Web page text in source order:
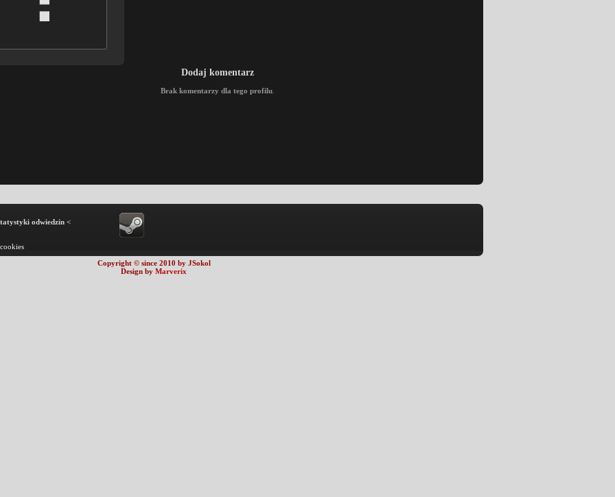
Dodaj komentarz
Brak komentarzy dla tego profilu
odwiedzin <
Copyright © since 2010 by JSokol
Design by Marverix